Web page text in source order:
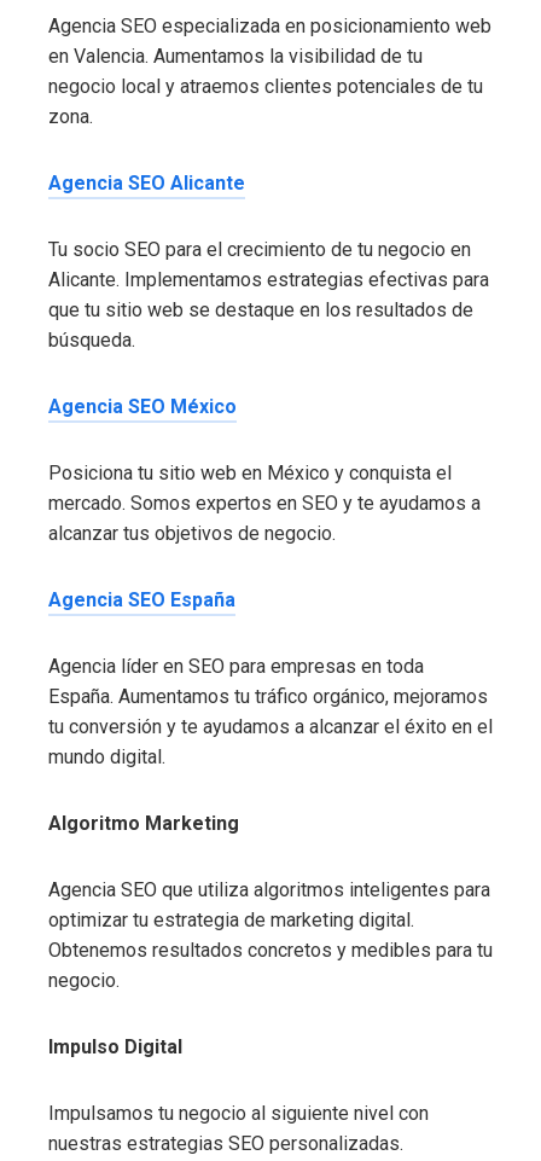
Agencia SEO especializada en posicionamiento web
en Valencia. Aumentamos la visibilidad de tu
negocio local y atraemos clientes potenciales de tu
zona.
Agencia SEO Alicante
Tu socio SEO para el crecimiento de tu negocio en
Alicante. Implementamos estrategias efectivas para
que tu sitio web se destaque en los resultados de
búsqueda.
Agencia SEO México
Posiciona tu sitio web en México y conquista el
mercado. Somos expertos en SEO y te ayudamos a
alcanzar tus objetivos de negocio.
Agencia SEO España
Agencia líder en SEO para empresas en toda
España. Aumentamos tu tráfico orgánico, mejoramos
tu conversión y te ayudamos a alcanzar el éxito en el
mundo digital.
Algoritmo Marketing
Agencia SEO que utiliza algoritmos inteligentes para
optimizar tu estrategia de marketing digital.
Obtenemos resultados concretos y medibles para tu
negocio.
Impulso Digital
Impulsamos tu negocio al siguiente nivel con
nuestras estrategias SEO personalizadas.